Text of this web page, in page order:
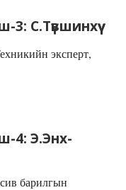
3: С.Түвшинхүү
эксперт,
4: Э.Энх-
барилгын